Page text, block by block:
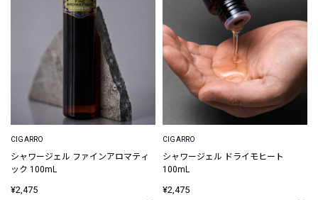
CIGARRO
シャワージェル ファインアロマティ
ック 100mL
¥2,475
CIGARRO
シャワージェル ドライモヒート
100mL
¥2,475